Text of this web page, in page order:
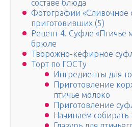
составе блюда
Фотографии «Сливочное
приготовивших (5)
Рецепт 4. Суфле «Птичье
брюле
Творожно-кефирное
Торт по ГОСТу
Ингредиенты для
Приготовление
птичье молоко
Приготовление
Начинаем собирать